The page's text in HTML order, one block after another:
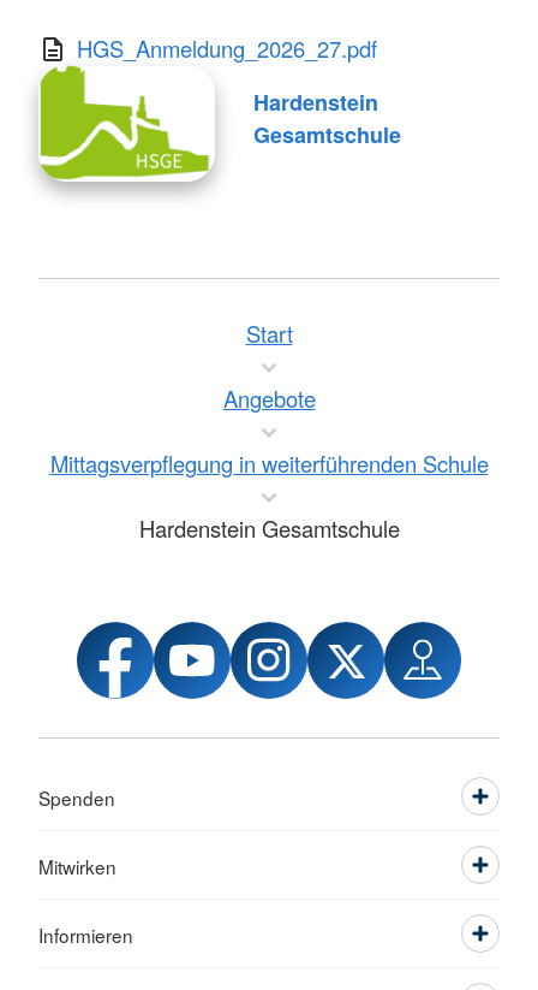
HGS_Anmeldung_2026_27.pdf
Hardenstein
Gesamtschule
Start
Angebote
Mittagsverpflegung in weiterführenden Schule
Hardenstein Gesamtschule
Spenden
Mitwirken
Informieren